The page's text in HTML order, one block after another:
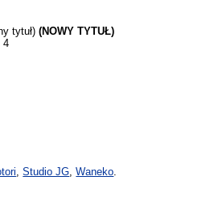
tytuł)(NOWY TYTUŁ)
4
,Studio JG ,Waneko